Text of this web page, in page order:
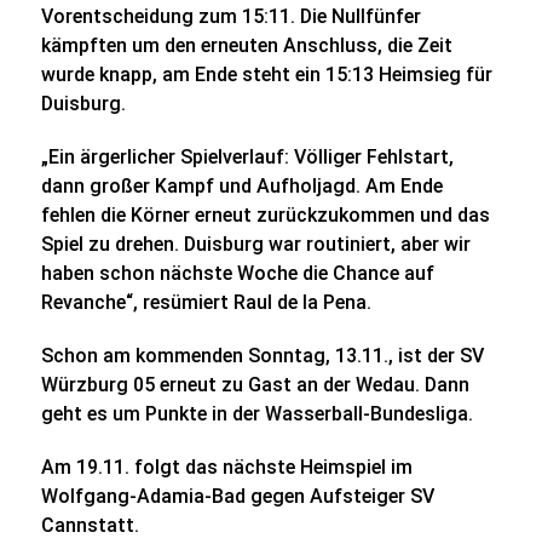
Vorentscheidung zum 15:11. Die Nullfünfer
kämpften um den erneuten Anschluss, die Zeit
wurde knapp, am Ende steht ein 15:13 Heimsieg für
Duisburg.
„Ein ärgerlicher Spielverlauf: Völliger Fehlstart,
dann großer Kampf und Aufholjagd. Am Ende
fehlen die Körner erneut zurückzukommen und das
Spiel zu drehen. Duisburg war routiniert, aber wir
haben schon nächste Woche die Chance auf
Revanche“, resümiert Raul de la Pena.
Schon am kommenden Sonntag, 13.11., ist der SV
Würzburg 05 erneut zu Gast an der Wedau. Dann
geht es um Punkte in der Wasserball-Bundesliga.
Am 19.11. folgt das nächste Heimspiel im
Wolfgang-Adamia-Bad gegen Aufsteiger SV
Cannstatt.